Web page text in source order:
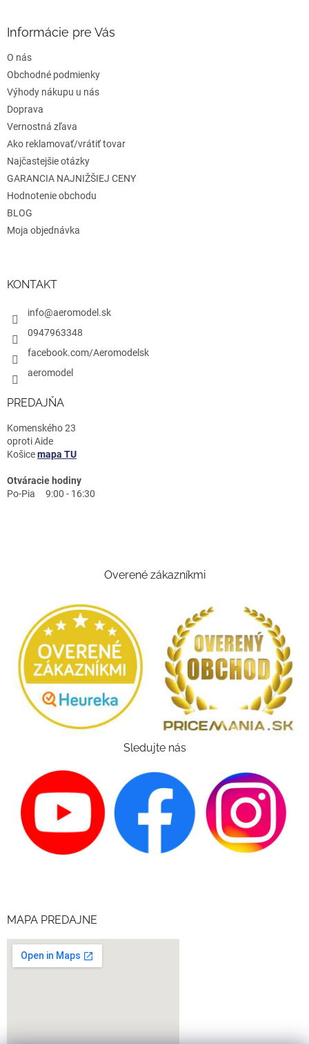
e
Informácie pre Vás
O nás
Obchodné podmienky
Výhody nákupu u nás
Doprava
Vernostná zľava
Ako reklamovať/vrátiť tovar
Najčastejšie otázky
GARANCIA NAJNIŽŠIEJ CENY
Hodnotenie obchodu
BLOG
Moja objednávka
KONTAKT
info@aeromodel.sk
0947963348
facebook.com/Aeromodelsk
aeromodel
PREDAJŇA
Komenského 23
oproti Aide
Košicemapa TU
Otváracie hodiny
Po-Pia 9:00 - 16:30
Overené zákazníkmi
Sledujte nás
MAPA PREDAJNE